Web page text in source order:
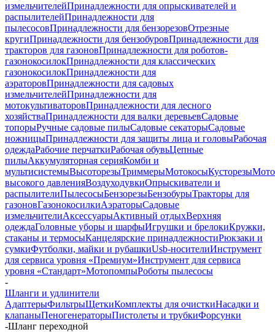
измельчителейПринадлежности для опрыскивателей и
распылителейПринадлежности для
пылесосовПринадлежности для бензорезовОтрезные
кругиПринадлежности для бензобуровПринадлежности для
тракторов для газоновПринадлежности для роботов-
газонокосилокПринадлежности для классических
газонокосилокПринадлежности для
аэраторовПринадлежности для садовых
измельчителейПринадлежности для
мотокультиваторовПринадлежности для лесного
хозяйстваПринадлежности для валки деревьевСадовые
топорыРучные садовые пилыСадовые секаторыСадовые
ножницыПринадлежности для защиты лица и головыРабочая
одеждаРабочие перчаткиРабочая обувьЦепные
пилыАккумуляторная серияКомби и
мультисистемыВысоторезыТриммерыМотокосыКусторезы
высокого давленияВоздуходувкиОпрыскиватели и
распылителиПылесосыБензорезыБензобурыТракторы для
газоновГазонокосилкиАэраторыСадовые
измельчителиАксессуарыАктивный отдыхВерхняя
одеждаГоловные уборы и шарфыИгрушки и брелокиКружки,
стаканы и термосыКанцелярские принадлежностиРюкзаки и
сумкиФутболки, майки и рубашкиUsb-носителиИнструмент
для сервиса уровня «Премиум»Инструмент для сервиса
уровня «Стандарт»МотопомпыРоботы пылесосы
-
Шланги и удлинители
АдаптерыФильтрыЩеткиКомплекты для очисткиНасадки и
клапаныПеногенераторыПистолеты и трубкиФорсунки
-Шланг переходной